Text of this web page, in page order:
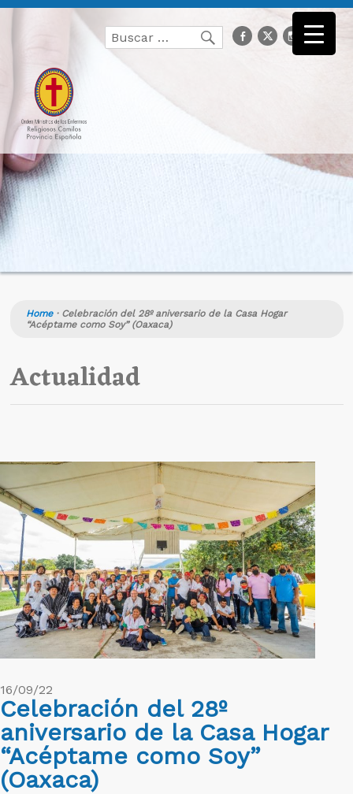
Buscar
por:
Buscarfacebook
Twitter
Home· Celebración del 28º aniversario de la Casa Hogar
“Acéptame como Soy” (Oaxaca)
Actualidad
16/09/22
Celebración del 28º
aniversario de la Casa Hogar
“Acéptame como Soy”
(Oaxaca)